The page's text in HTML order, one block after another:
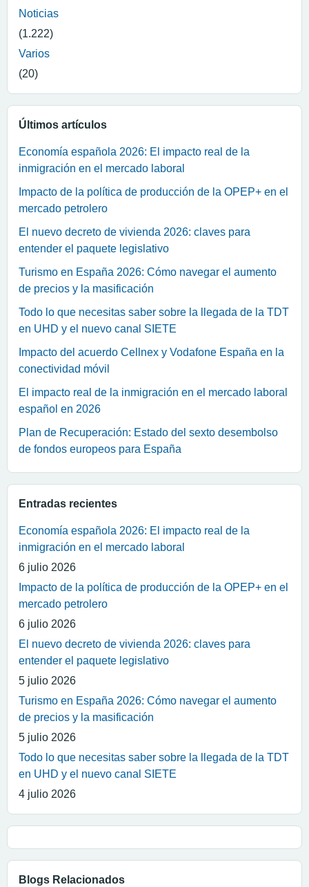
Noticias
(1.222)
Varios
(20)
Últimos artículos
Economía española 2026: El impacto real de la
inmigración en el mercado laboral
Impacto de la política de producción de la OPEP+ en el
mercado petrolero
El nuevo decreto de vivienda 2026: claves para
entender el paquete legislativo
Turismo en España 2026: Cómo navegar el aumento
de precios y la masificación
Todo lo que necesitas saber sobre la llegada de la TDT
en UHD y el nuevo canal SIETE
Impacto del acuerdo Cellnex y Vodafone España en la
conectividad móvil
El impacto real de la inmigración en el mercado laboral
español en 2026
Plan de Recuperación: Estado del sexto desembolso
de fondos europeos para España
Entradas recientes
Economía española 2026: El impacto real de la
inmigración en el mercado laboral
6 julio 2026
Impacto de la política de producción de la OPEP+ en el
mercado petrolero
6 julio 2026
El nuevo decreto de vivienda 2026: claves para
entender el paquete legislativo
5 julio 2026
Turismo en España 2026: Cómo navegar el aumento
de precios y la masificación
5 julio 2026
Todo lo que necesitas saber sobre la llegada de la TDT
en UHD y el nuevo canal SIETE
4 julio 2026
Blogs Relacionados